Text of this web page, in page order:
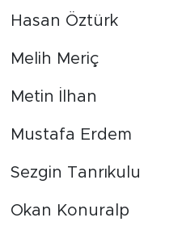
Hasan Öztürk
Melih Meriç
Metin İlhan
Mustafa Erdem
Sezgin Tanrıkulu
Okan Konuralp